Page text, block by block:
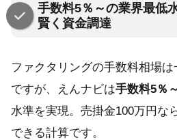
手数料5％～の業界最低
賢く資金調達
ファクタリングの手数料相場
ですが、えんナビは手数料5％～
水準を実現。売掛金100万円な
できる計算です。